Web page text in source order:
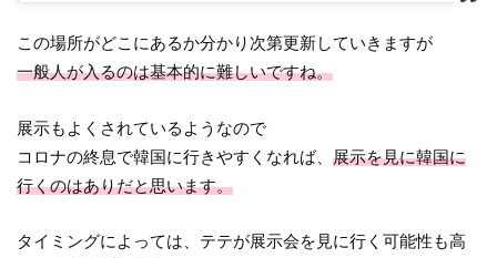
この場所がどこにあるか分かり次第更新していきますが
一般人が入るのは基本的に難しいですね。
展示もよくされているようなので
コロナの終息で韓国に行きやすくなれば、展示を見に韓国に
行くのはありだと思います。
タイミングによっては、テテが展示会を見に行く可能性も高